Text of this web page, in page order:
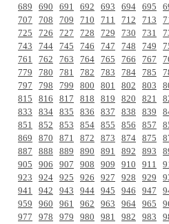
689
690 691 692 693 694 695
707
708 709 710 711 712 713
725
726 727 728 729 730 731
743
744 745 746 747 748 749
761
762 763 764 765 766 767
779
780 781 782 783 784 785
797
798 799 800 801 802 803
815
816 817 818 819 820 821
833
834 835 836 837 838 839
851
852 853 854 855 856 857
869
870 871 872 873 874 875
887
888 889 890 891 892 893
905
906 907 908 909 910 911
923
924 925 926 927 928 929
941
942 943 944 945 946 947
959
960 961 962 963 964 965
977
978 979 980 981 982 983